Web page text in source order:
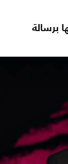
برسالة